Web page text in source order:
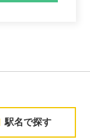
駅名で探す